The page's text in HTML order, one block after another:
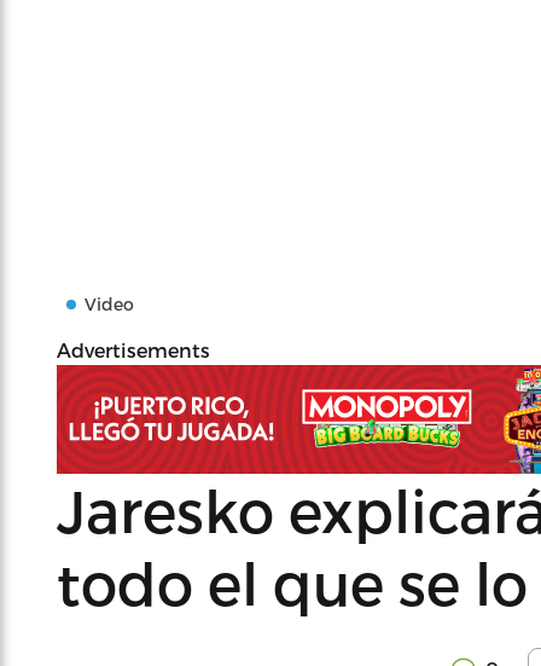
Video
Advertisements
Jaresko
todo el que se